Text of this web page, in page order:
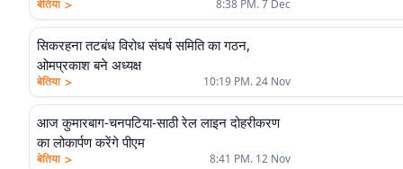
बेतिया > 8:38 PM. 7 Dec
सिकरहना तटबंध विरोध संघर्ष समिति का गठन,
ओमप्रकाश बने अध्यक्ष
बेतिया > 10:19 PM. 24 Nov
आज कुमारबाग-चनपटिया-साठी रेल लाइन दोहरीकरण
का लोकार्पण करेंगे पीएम
बेतिया > 8:41 PM. 12 Nov